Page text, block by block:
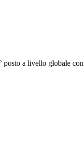
a livello globale